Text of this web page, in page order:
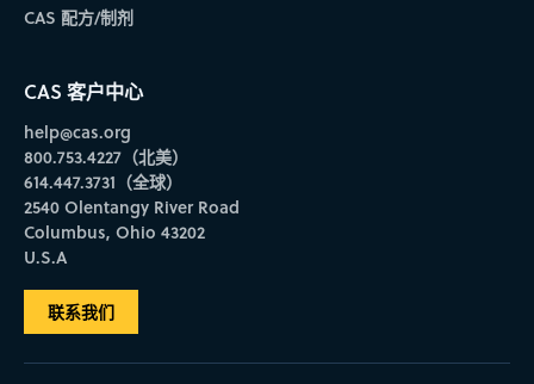
CAS 配方/制剂
CAS 客户中心
help@cas.org
800.753.4227（北美）
614.447.3731（全球）
2540 Olentangy River Road
Columbus, Ohio 43202
U.S.A
联系我们